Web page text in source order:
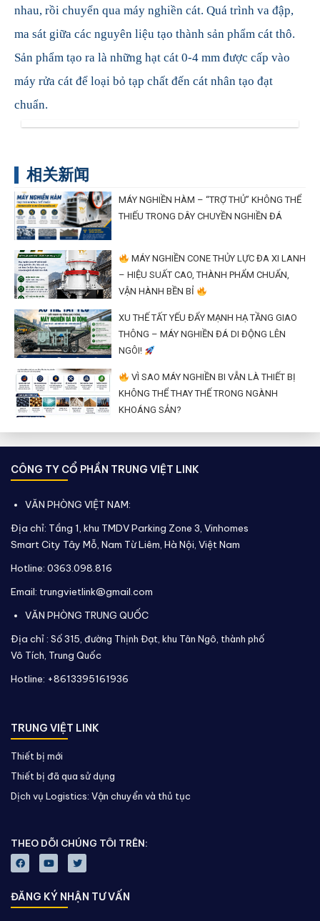
nhau, rồi chuyển qua máy nghiền cát. Quá trình va đập,
ma sát giữa các nguyên liệu tạo thành sản phẩm cát thô.
Sản phẩm tạo ra là những hạt cát 0-4 mm được cấp vào
máy rửa cát để loại bỏ tạp chất đến cát nhân tạo đạt
chuẩn.
相关新闻
MÁY NGHIỀN HÀM – “TRỢ THỦ” KHÔNG THỂ
THIẾU TRONG DÂY CHUYỀN NGHIỀN ĐÁ
MÁY NGHIỀN CONE THỦY LỰC ĐA XI LANH
– HIỆU SUẤT CAO, THÀNH PHẨM CHUẨN,
VẬN HÀNH BỀN BỈ
XU THẾ TẤT YẾU ĐẨY MẠNH HẠ TẦNG GIAO
THÔNG – MÁY NGHIỀN ĐÁ DI ĐỘNG LÊN
NGÔI!
VÌ SAO MÁY NGHIỀN BI VẪN LÀ THIẾT BỊ
KHÔNG THỂ THAY THẾ TRONG NGÀNH
KHOÁNG SẢN?
CÔNG TY CỔ PHẦN TRUNG VIỆT LINK
VĂN PHÒNG VIỆT NAM:
Địa chỉ: Tầng 1, khu TMDV Parking Zone 3, Vinhomes
Smart City Tây Mỗ, Nam Từ Liêm, Hà Nội, Việt Nam
Hotline: 0363.098.816
Email: trungvietlink@gmail.com
VĂN PHÒNG TRUNG QUỐC
Địa chỉ : Số 315, đường Thịnh Đạt, khu Tân Ngô, thành phố
Vô Tích, Trung Quốc
Hotline: +8613395161936
TRUNG VIỆT LINK
Thiết bị mới
Thiết bị đã qua sử dụng
Dịch vụ Logistics: Vận chuyển và thủ tục
THEO DÕI CHÚNG TÔI TRÊN:
ĐĂNG KÝ NHẬN TƯ VẤN